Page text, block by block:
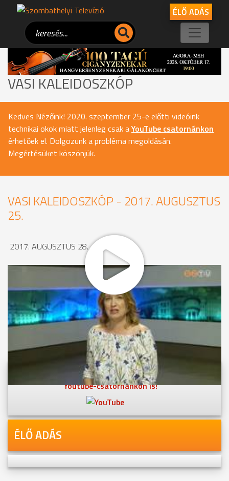
ÉLŐ ADÁS
VASI KALEIDOSZKÓP
Kedves Nézőink! 2020. szeptember 25-e előtti videóink
technikai okok miatt jelenleg csak aYouTube csatornánkon
érhetőek el. Dolgozunk a probléma megoldásán.
Megértésüket köszönjük.
VASI KALEIDOSZKÓP - 2017. AUGUSZTUS
25.
2017. AUGUSZTUS 28., 17:24
MEGOSZTÁS
Videóink megtekinthetőek
Youtube-csatornánkon is!
ÉLŐ ADÁS